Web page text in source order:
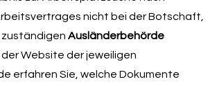
nicht bei der Botschaft,
zuständigen Ausländerbehörde
Website der jeweiligen
erfahren Sie, welche Dokumente